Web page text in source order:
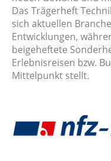
Das Trägerheft
sich aktuellen
Entwicklungen,
beigeheftete
Erlebnisreisen bzw.
Mittelpunkt stellt.